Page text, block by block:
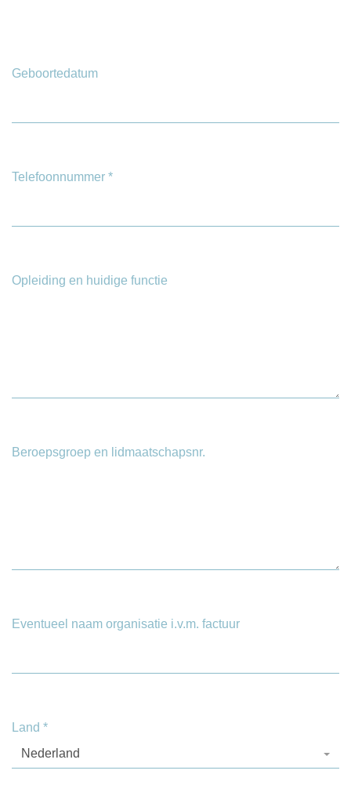
Geboortedatum
Telefoonnummer *
Opleiding en huidige functie
Beroepsgroep en lidmaatschapsnr.
Eventueel naam organisatie i.v.m. factuur
Land *
Nederland